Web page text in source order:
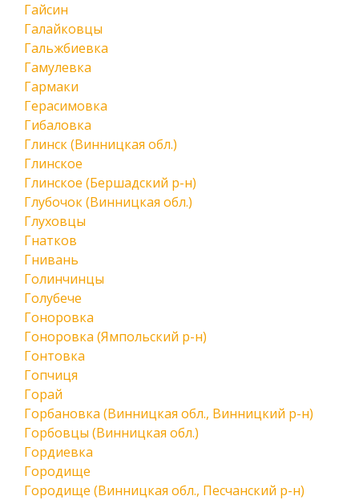
Гайсин
Галайковцы
Гальжбиевка
Гамулевка
Гармаки
Герасимовка
Гибаловка
Глинск (Винницкая обл.)
Глинское
Глинское (Бершадский р-н)
Глубочок (Винницкая обл.)
Глуховцы
Гнатков
Гнивань
Голинчинцы
Голубече
Гоноровка
Гоноровка (Ямпольский р-н)
Гонтовка
Гопчиця
Горай
Горбановка (Винницкая обл., Винницкий р-н)
Горбовцы (Винницкая обл.)
Гордиевка
Городище
Городище (Винницкая обл., Песчанский р-н)